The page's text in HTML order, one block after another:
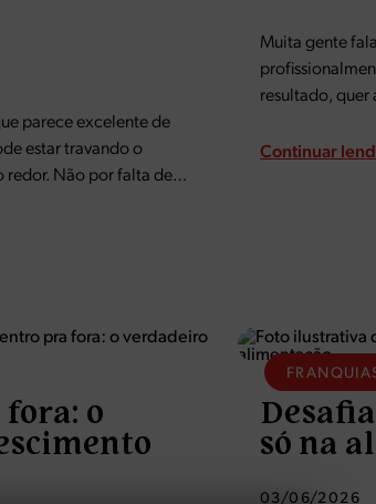
parece excelente de
estar travando o
redor. Não por falta de
Muita gente
resultado, quer
boa parte
Continuar
o
só na
03/06/2026